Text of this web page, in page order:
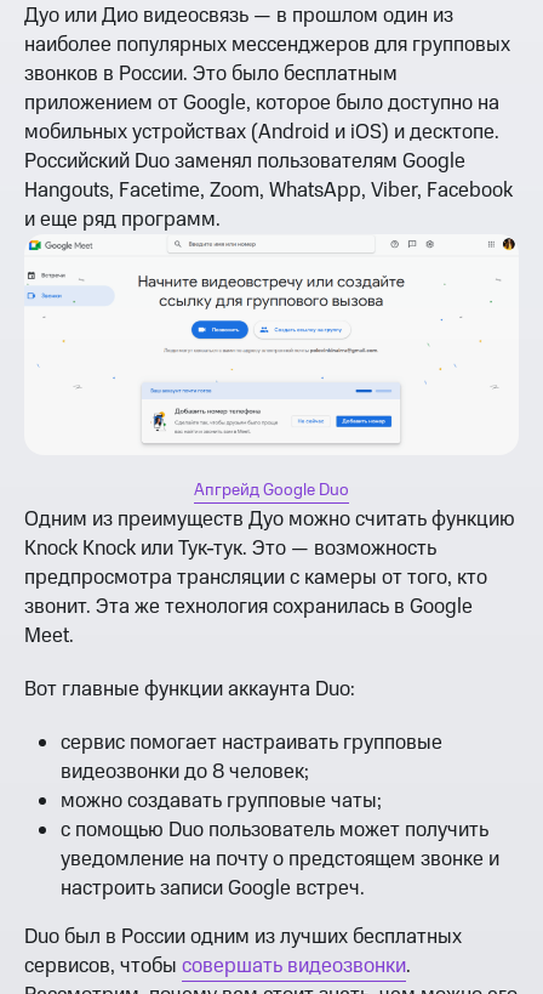
Дуо или Дио видеосвязь — в прошлом один из
наиболее популярных мессенджеров для групповых
звонков в России. Это было бесплатным
приложением от Google, которое было доступно на
мобильных устройствах (Android и iOS) и десктопе.
Российский Duo заменял пользователям Google
Hangouts, Facetime, Zoom, WhatsApp, Viber, Facebook
и еще ряд программ.
Апгрейд Google Duo
Одним из преимуществ Дуо можно считать функцию
Knock Knock или Тук-тук. Это — возможность
предпросмотра трансляции с камеры от того, кто
звонит. Эта же технология сохранилась в Google
Meet.
Вот главные функции аккаунта Duo:
сервис помогает настраивать групповые
видеозвонки до 8 человек;
можно создавать групповые чаты;
с помощью Duo пользователь может получить
уведомление на почту о предстоящем звонке и
настроить записи Google встреч.
Duo был в России одним из лучших бесплатных
сервисов, чтобы совершать видеозвонки.